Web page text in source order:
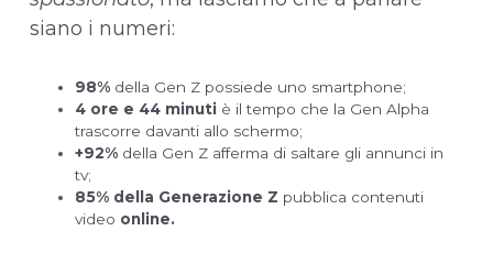
siano i numeri:
98% della Gen Z possiede uno smartphone;
4 ore e 44 minuti è il tempo che la Gen Alpha
trascorre davanti allo schermo;
+92% della Gen Z afferma di saltare gli annunci in
tv;
85% della Generazione Z pubblica contenuti
video online.